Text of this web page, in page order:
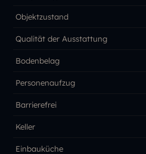
Objektzustand
Qualität der Ausstattung
Bodenbelag
Personenaufzug
Barrierefrei
Keller
Einbauküche